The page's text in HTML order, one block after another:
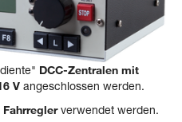
DCC-Zentralen mit
V angeschlossen werden.
verwendet werden.